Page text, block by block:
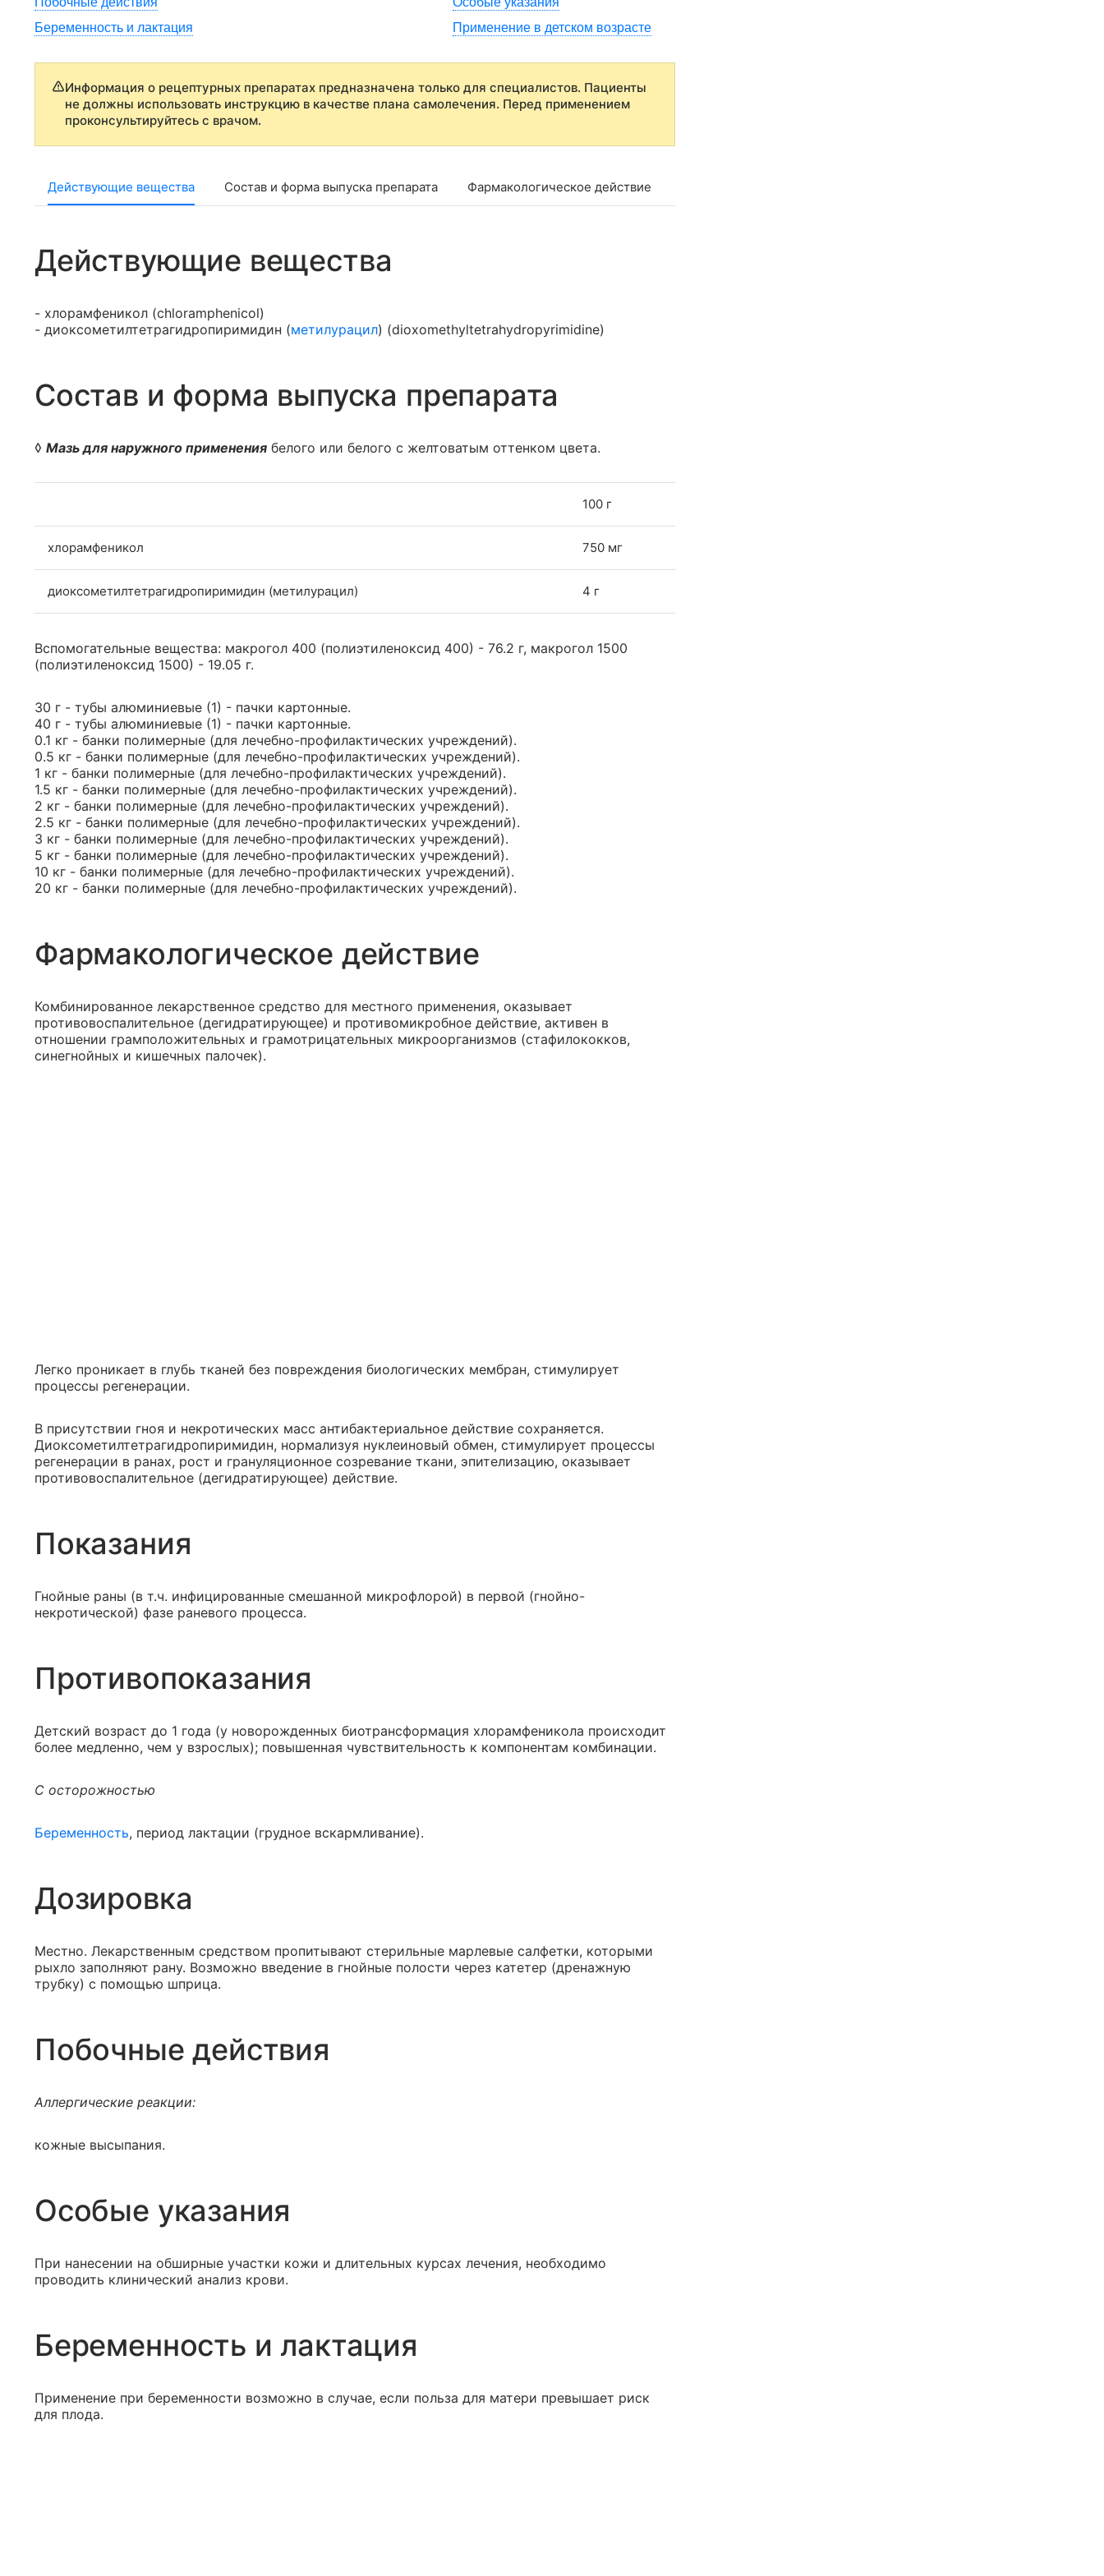
Беременность и лактация
Применение в детском возрасте
Информация о рецептурных препаратах предназначена только для специалистов. Пациенты
не должны использовать инструкцию в качестве плана самолечения. Перед применением
проконсультируйтесь с врачом.
Действующие вещества Состав и форма выпуска препарата Фармакологическое действие
Действующие вещества
- хлорамфеникол (chloramphenicol)
- диоксометилтетрагидропиримидин (метилурацил) (dioxomethyltetrahydropyrimidine)
Состав и форма выпуска препарата
◊ Мазь для наружного применения белого или белого с желтоватым оттенком цвета.
100 г
хлорамфеникол 750 мг
диоксометилтетрагидропиримидин (метилурацил) 4 г
Вспомогательные вещества: макрогол 400 (полиэтиленоксид 400) - 76.2 г, макрогол 1500
(полиэтиленоксид 1500) - 19.05 г.
30 г - тубы алюминиевые (1) - пачки картонные.
40 г - тубы алюминиевые (1) - пачки картонные.
0.1 кг - банки полимерные (для лечебно-профилактических учреждений).
0.5 кг - банки полимерные (для лечебно-профилактических учреждений).
1 кг - банки полимерные (для лечебно-профилактических учреждений).
1.5 кг - банки полимерные (для лечебно-профилактических учреждений).
2 кг - банки полимерные (для лечебно-профилактических учреждений).
2.5 кг - банки полимерные (для лечебно-профилактических учреждений).
3 кг - банки полимерные (для лечебно-профилактических учреждений).
5 кг - банки полимерные (для лечебно-профилактических учреждений).
10 кг - банки полимерные (для лечебно-профилактических учреждений).
20 кг - банки полимерные (для лечебно-профилактических учреждений).
Фармакологическое действие
Комбинированное лекарственное средство для местного применения, оказывает
противовоспалительное (дегидратирующее) и противомикробное действие, активен в
отношении грамположительных и грамотрицательных микроорганизмов (стафилококков,
синегнойных и кишечных палочек).
Легко проникает в глубь тканей без повреждения биологических мембран, стимулирует
процессы регенерации.
В присутствии гноя и некротических масс антибактериальное действие сохраняется.
Диоксометилтетрагидропиримидин, нормализуя нуклеиновый обмен, стимулирует процессы
регенерации в ранах, рост и грануляционное созревание ткани, эпителизацию, оказывает
противовоспалительное (дегидратирующее) действие.
Показания
Гнойные раны (в т.ч. инфицированные смешанной микрофлорой) в первой (гнойно-
некротической) фазе раневого процесса.
Противопоказания
Детский возраст до 1 года (у новорожденных биотрансформация хлорамфеникола происходит
более медленно, чем у взрослых); повышенная чувствительность к компонентам комбинации.
С осторожностью
Беременность, период лактации (грудное вскармливание).
Дозировка
Местно. Лекарственным средством пропитывают стерильные марлевые салфетки, которыми
рыхло заполняют рану. Возможно введение в гнойные полости через катетер (дренажную
трубку) с помощью шприца.
Побочные действия
Аллергические реакции:
кожные высыпания.
Особые указания
При нанесении на обширные участки кожи и длительных курсах лечения, необходимо
проводить клинический анализ крови.
Беременность и лактация
Применение при беременности возможно в случае, если польза для матери превышает риск
для плода.